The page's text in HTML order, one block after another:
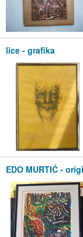
lice - grafika
EDO MURTIĆ -